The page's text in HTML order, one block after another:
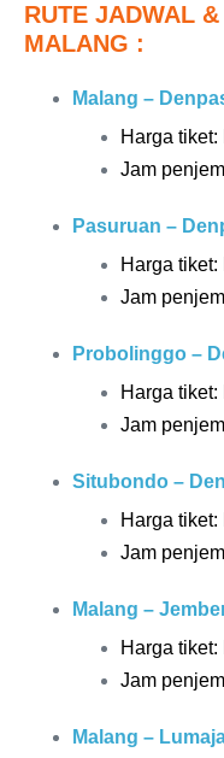
RUTE JADWAL
MALANG :
Malang –
Harga tiket:
Jam
Pasuruan –
Harga tiket:
Jam
Probolinggo –
Harga tiket:
Jam
Situbondo –
Harga tiket:
Jam
Malang –
Harga tiket:
Jam
Malang –